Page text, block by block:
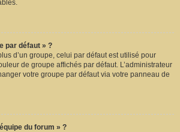
par défaut » ?
d’un groupe, celui par défaut est utilisé pour
de groupe affichés par défaut. L’administrateur
votre groupe par défaut via votre panneau de
du forum » ?